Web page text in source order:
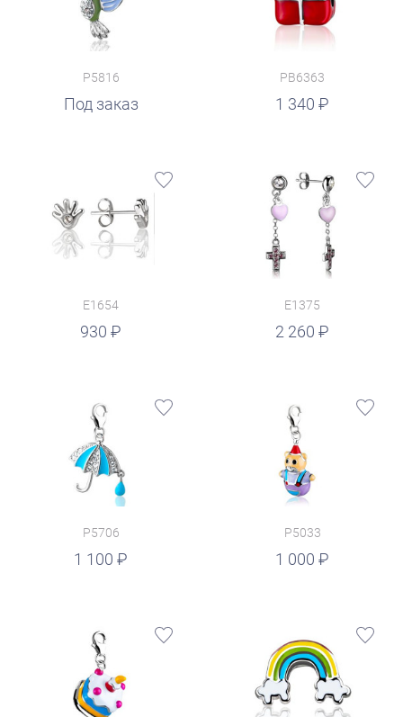
P5816
Под заказ
PB6363
1 340
E1654
930
E1375
2 260
P5706
1 100
P5033
1 000